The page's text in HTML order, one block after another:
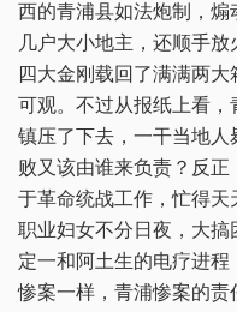
西的青浦县如法炮制，煽
几户大小地主，还顺手
四大金刚载回了满满两
可观。不过从报纸上看，
镇压了下去，一干当地
败又该由谁来负责？反
于革命统战工作，忙得
职业妇女不分日夜，大
定一和阿土生的电疗进
惨案一样，青浦惨案的责